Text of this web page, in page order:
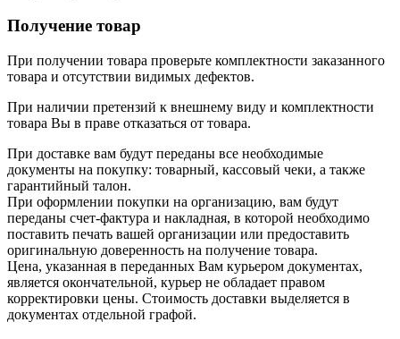
Получение товар
При получении товара проверьте комплектности заказанного
товара и отсутствии видимых дефектов.
При наличии претензий к внешнему виду и комплектности
товара Вы в праве отказаться от товара.
При доставке вам будут переданы все необходимые
документы на покупку: товарный, кассовый чеки, а также
гарантийный талон.
При оформлении покупки на организацию, вам будут
переданы счет-фактура и накладная, в которой необходимо
поставить печать вашей организации или предоставить
оригинальную доверенность на получение товара.
Цена, указанная в переданных Вам курьером документах,
является окончательной, курьер не обладает правом
корректировки цены. Стоимость доставки выделяется в
документах отдельной графой.